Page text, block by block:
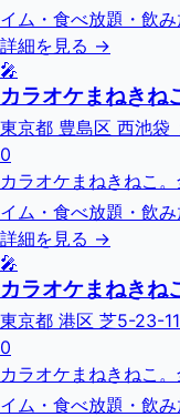
イム・食べ放題・飲み
詳細を見る →
🎤
カラオケまねきね
東京都 豊島区 西池袋
0
カラオケまねきねこ
イム・食べ放題・飲み
詳細を見る →
🎤
カラオケまねきね
東京都 港区 芝5-23-
0
カラオケまねきねこ
イム・食べ放題・飲み